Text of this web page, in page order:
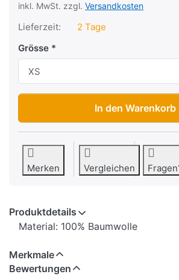
inkl. MwSt. zzgl. Versandkosten
Lieferzeit:
2 Tage
Grösse
T-Shirt Warson Escuadron Carbon
In den Warenkorb
Merken Vergleichen
Produktdetails
Material: 100% Baumwolle
Merkmale
Bewertungen